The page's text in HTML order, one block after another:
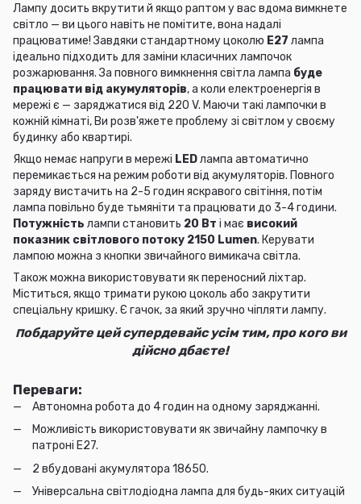
Лампу досить вкрутити й якщо раптом у вас вдома вимкнете
світло — ви цього навіть не помітите, вона надалі
працюватиме! Завдяки стандартному цоколю E27 лампа
ідеально підходить для заміни класичних лампочок
розжарювання. За повного вимкнення світла лампа буде
працювати від акумуляторів, а коли електроенергія в
мережі є — заряджатися від 220 V. Маючи такі лампочки в
кожній кімнаті, Ви розв'яжете проблему зі світлом у своєму
будинку або квартирі.
Якщо немає напруги в мережі LEDлампа автоматично
перемикається на режим роботи від акумуляторів. Повного
заряду вистачить на 2-5 годин яскравого світіння, потім
лампа повільно буде тьмяніти та працювати до 3-4 години.
Потужність лампи становить 20 Вт і має високий
показник світлового потоку 2150 Lumen. Керувати
лампою можна з кнопки звичайного вимикача світла.
Також можна використовувати як переносний ліхтар.
Міститься, якщо тримати рукою цоколь або закрутити
спеціальну кришку. Є гачок, за який зручно чіпляти лампу.
Побдаруйте цей супердевайс усім тим, про кого ви
дійсно дбаєте!
Переваги:
Автономна робота до 4 годин на одному заряджанні.
Можливість використовувати як звичайну лампочку в
патроні Е27.
2 вбудовані акумулятора 18650.
Універсальна світлодіодна лампа для будь-яких ситуацій